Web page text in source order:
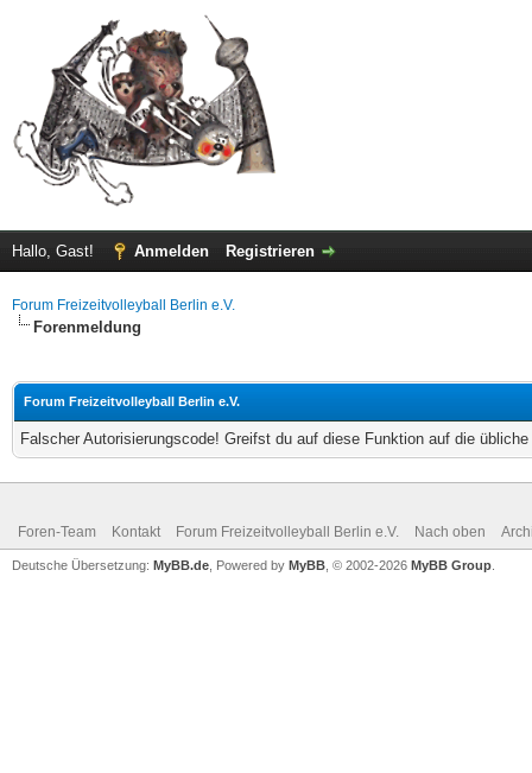
Hallo, Gast! Anmelden Registrieren
Forum Freizeitvolleyball Berlin e.V.
Forenmeldung
Forum Freizeitvolleyball Berlin e.V.
Falscher Autorisierungscode! Greifst du auf diese Funktion auf die
Foren-Team Kontakt Forum Freizeitvolleyball Berlin e.V. Nach oben
Deutsche Übersetzung: MyBB.de , Powered by MyBB , © 2002-2026 MyBB Group